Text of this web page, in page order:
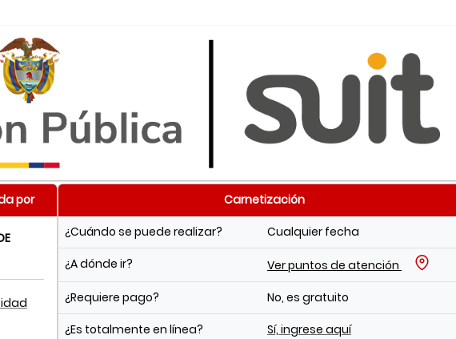
por
Carnetización
¿Cuándo se puede realizar?
Cualquier fecha
¿A dónde ir?
Ver puntos de atención
¿Requiere pago?
No, es gratuito
¿Es totalmente en línea?
Sí, ingrese aquí